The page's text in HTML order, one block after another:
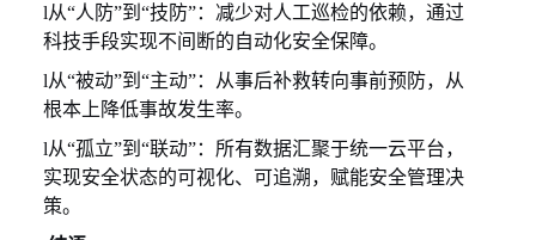
l从“人防”到“技防”：减少对人工巡检的依赖，通过
科技手段实现不间断的自动化安全保障。
l从“被动”到“主动”：从事后补救转向事前预防，从
根本上降低事故发生率。
l从“孤立”到“联动”：所有数据汇聚于统一云平台，
实现安全状态的可视化、可追溯，赋能安全管理决
策。